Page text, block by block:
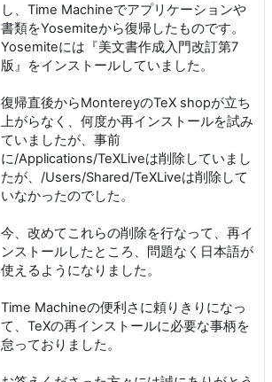
し、Time Machineでアプリケーションや
書類をYosemiteから復帰したものです。
Yosemiteには『美文書作成入門改訂第7
版』をインストールしていました。
復帰直後からMontereyのTeX shopが立ち
上がらなく、何度か再インストールを試み
ていましたが、事前
に/Applications/TeXLiveは削除していまし
たが、/Users/Shared/TeXLiveは削除して
いなかったのでした。
今、改めてこれらの削除を行なって、再イ
ンストールしたところ、問題なく日本語が
使えるようになりました。
Time Machineの便利さに頼りきりになっ
て、TeXの再インストールに必要な事柄を
怠っておりました。